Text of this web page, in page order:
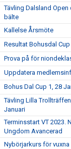
Tävling Dalsland
bälte
Kallelse Årsmöte
Resultat Bohusdal Cup
Prova på för
Uppdatera
Bohus Dal Cup 1, 28
Tävling Lilla
Januari
Terminsstart VT 2023.
Ungdom Avancerad
Nybörjarkurs för